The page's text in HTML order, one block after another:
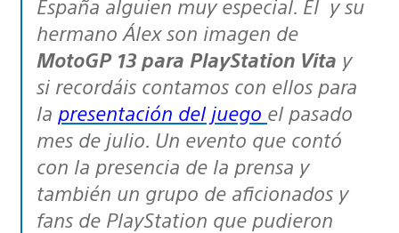
España alguien muy especial. Él y su
hermano Álex son imagen de
MotoGP 13 para PlayStation Vita y
si recordáis contamos con ellos para
la presentación del juego el pasado
mes de julio. Un evento que contó
con la presencia de la prensa y
también un grupo de aficionados y
fans de PlayStation que pudieron